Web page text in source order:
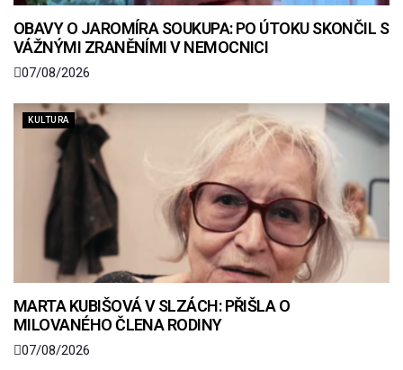
OBAVY O JAROMÍRA SOUKUPA: PO ÚTOKU SKONČIL S
VÁŽNÝMI ZRANĚNÍMI V NEMOCNICI
07/08/2026
KULTURA
MARTA KUBIŠOVÁ V SLZÁCH: PŘIŠLA O
MILOVANÉHO ČLENA RODINY
07/08/2026